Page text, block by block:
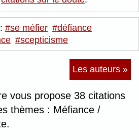
#se méfier #défiance
#scepticisme
Les auteurs »
vous propose 38 citations
thèmes : Méfiance /